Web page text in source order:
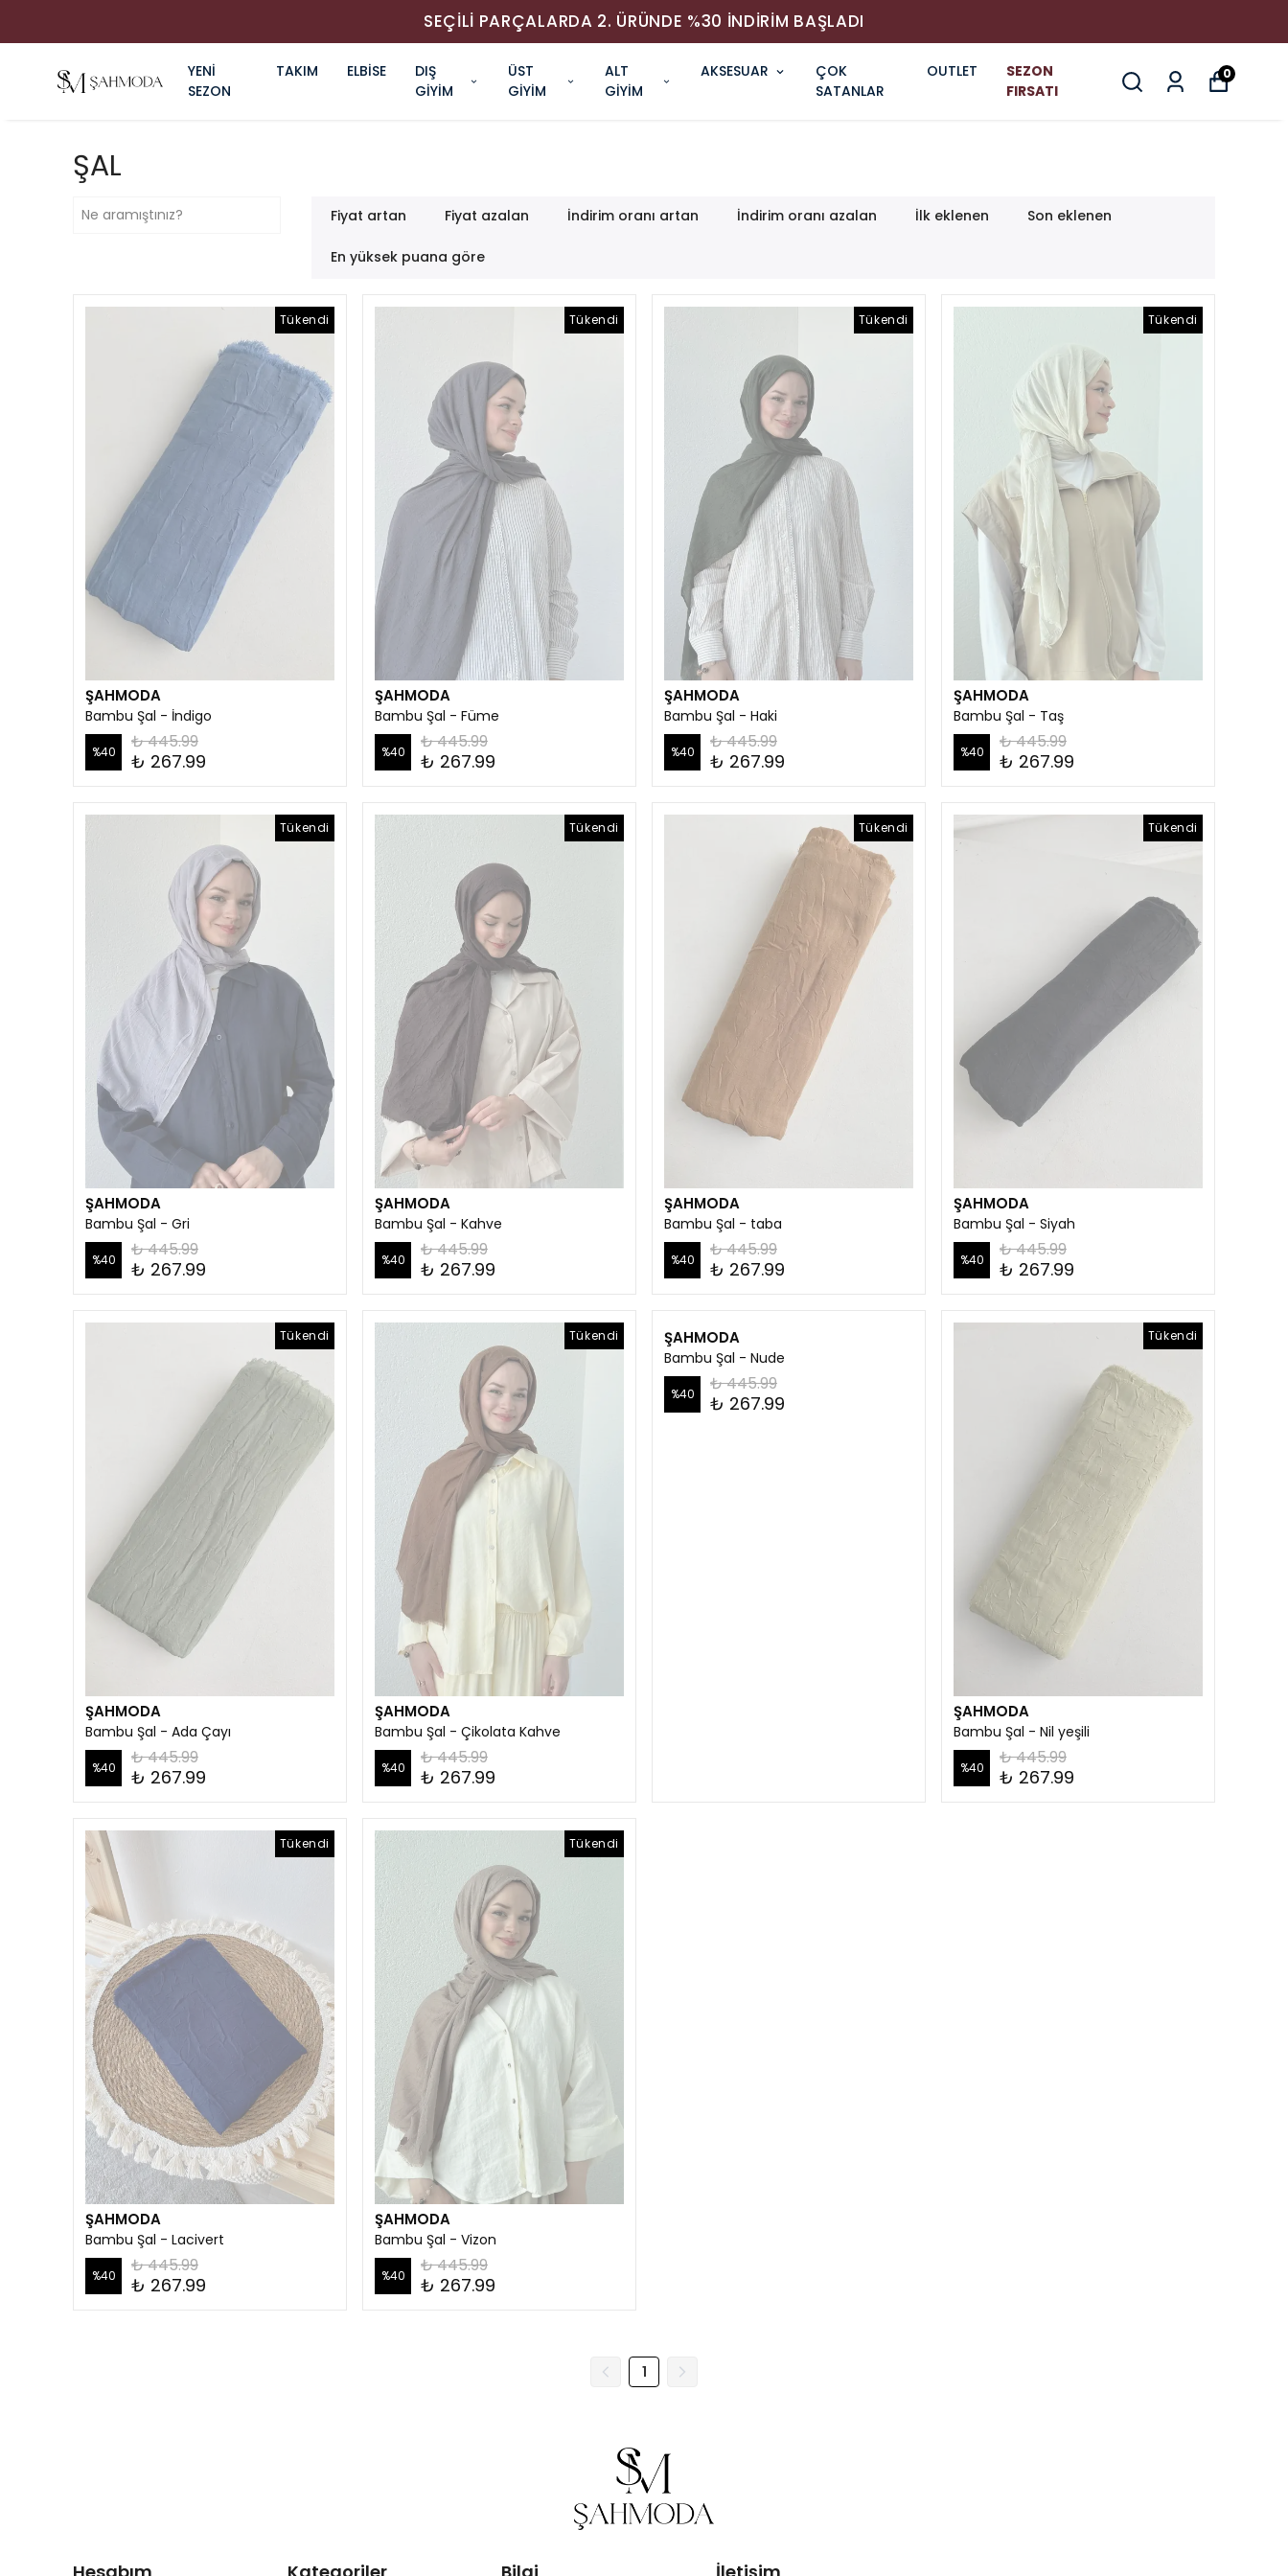
SEÇİLİ PARÇALARDA 2. ÜRÜNDE %30 İNDİRİM BAŞLADI
YENİ
SEZON
TAKIM ELBİSE
DIŞ
GİYİM
ÜST
GİYİM
ALT
GİYİM
AKSESUAR
ÇOK
SATANLAR
OUTLET
SEZON
FIRSATI
0
ŞAL
Fiyat artan Fiyat azalan İndirim oranı artan İndirim oranı azalan İlk eklenen Son eklenen
En yüksek puana göre
Tükendi
ŞAHMODA
Bambu Şal - İndigo
%40 ₺ 445.99
₺ 267.99
Tükendi
ŞAHMODA
Bambu Şal - Füme
%40 ₺ 445.99
₺ 267.99
Tükendi
ŞAHMODA
Bambu Şal - Haki
%40 ₺ 445.99
₺ 267.99
Tükendi
ŞAHMODA
Bambu Şal - Taş
%40 ₺ 445.99
₺ 267.99
Tükendi
ŞAHMODA
Bambu Şal - Gri
%40 ₺ 445.99
₺ 267.99
Tükendi
ŞAHMODA
Bambu Şal - Kahve
%40 ₺ 445.99
₺ 267.99
Tükendi
ŞAHMODA
Bambu Şal - taba
%40 ₺ 445.99
₺ 267.99
Tükendi
ŞAHMODA
Bambu Şal - Siyah
%40 ₺ 445.99
₺ 267.99
Tükendi
ŞAHMODA
Bambu Şal - Ada Çayı
%40 ₺ 445.99
₺ 267.99
Tükendi
ŞAHMODA
Bambu Şal - Çikolata Kahve
%40 ₺ 445.99
₺ 267.99
ŞAHMODA
Bambu Şal - Nude
%40 ₺ 445.99
₺ 267.99
Tükendi
ŞAHMODA
Bambu Şal - Nil yeşili
%40 ₺ 445.99
₺ 267.99
Tükendi
ŞAHMODA
Bambu Şal - Lacivert
%40 ₺ 445.99
₺ 267.99
Tükendi
ŞAHMODA
Bambu Şal - Vizon
%40 ₺ 445.99
₺ 267.99
1